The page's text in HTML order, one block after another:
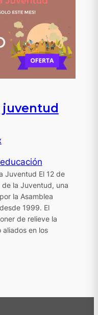
juventud
Juventud El 12 de
la Juventud, una
la Asamblea
1999. El
de relieve la
aliados en los